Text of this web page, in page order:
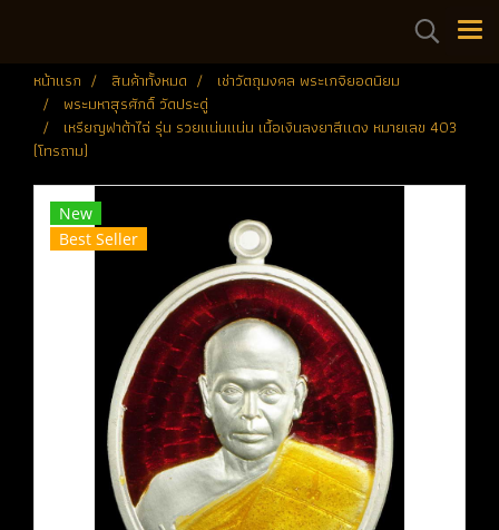
หน้าแรก สินค้าทั้งหมด
เช่าวัตถุมงคล พระเกจิยอดนิยม
พระมหาสุรศักดิ์ วัดประดู่
เหรียญฟาต้าไฉ่ รุ่น รวยแน่นแน่น เนื้อเงินลงยาสีแดง หมายเลข 403
(โทรถาม)
New
Best Seller